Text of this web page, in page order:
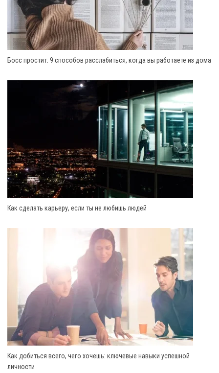
Босс простит: 9 способов расслабиться, когда вы работаете из дома
Как сделать карьеру, если ты не любишь людей
Как добиться всего, чего хочешь: ключевые навыки успешной
личности